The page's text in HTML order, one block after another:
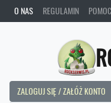
O NAS REGULAMIN POMOC
ZALOGUJ SIĘ / ZAŁÓŻ KONTO